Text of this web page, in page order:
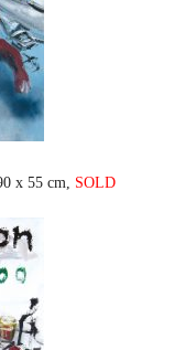
x 55 cm, SOLD